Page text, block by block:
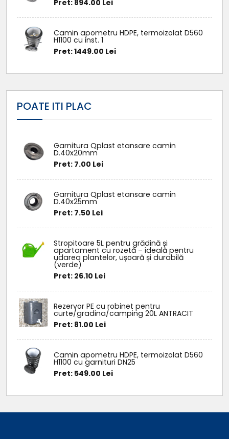
Pret: 894.00 Lei
Camin apometru HDPE, termoizolat D560
H1100 cu inst. 1
Pret: 1449.00 Lei
POATE ITI PLAC
Garnitura Qplast etansare camin
D.40x20mm
Pret: 7.00 Lei
Garnitura Qplast etansare camin
D.40x25mm
Pret: 7.50 Lei
Stropitoare 5L pentru grădină și
apartament cu rozetă – ideală pentru
udarea plantelor, ușoară și durabilă
(verde)
Pret: 26.10 Lei
Rezervor PE cu robinet pentru
curte/gradina/camping 20L ANTRACIT
Pret: 81.00 Lei
Camin apometru HDPE, termoizolat D560
H1100 cu garnituri DN25
Pret: 549.00 Lei